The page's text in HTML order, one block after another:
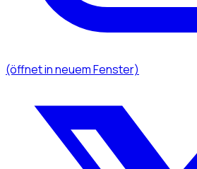
(öffnet in neuem Fenster)